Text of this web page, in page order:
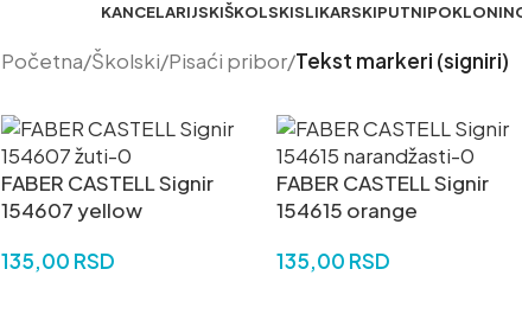
KANCELARIJSKIŠKOLSKISLIKARSKIPUTNIPOKLONI
Početna/Školski/Pisaći pribor/Tekst markeri (signiri)
FABER CASTELL Signir
154607 yellow
135,00 RSD
FABER CASTELL Signir
154615 orange
135,00 RSD